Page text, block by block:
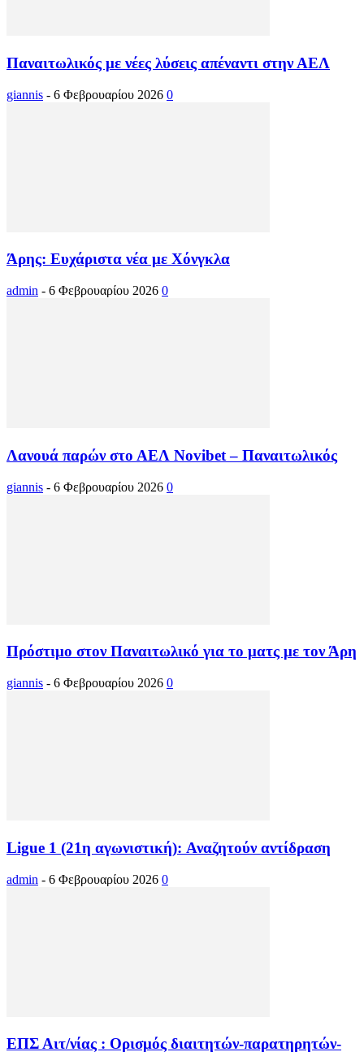
Παναιτωλικός με νέες λύσεις απέναντι στην ΑΕΛ
giannis - 6 Φεβρουαρίου 2026 0
Άρης: Ευχάριστα νέα με Χόνγκλα
admin - 6 Φεβρουαρίου 2026 0
Λανουά παρών στο ΑΕΛ Novibet – Παναιτωλικός
giannis - 6 Φεβρουαρίου 2026 0
Πρόστιμο στον Παναιτωλικό για το ματς με τον Άρη
giannis - 6 Φεβρουαρίου 2026 0
Ligue 1 (21η αγωνιστική): Αναζητούν αντίδραση
admin - 6 Φεβρουαρίου 2026 0
ΕΠΣ Αιτ/νίας : Ορισμός διαιτητών-παρατηρητών-